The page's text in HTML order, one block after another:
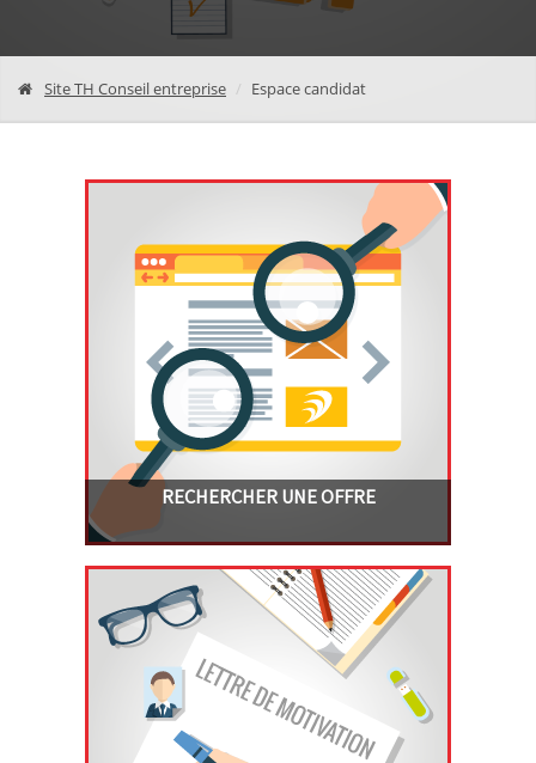
Site TH Conseil entreprise Espace candidat
RECHERCHER UNE OFFRE